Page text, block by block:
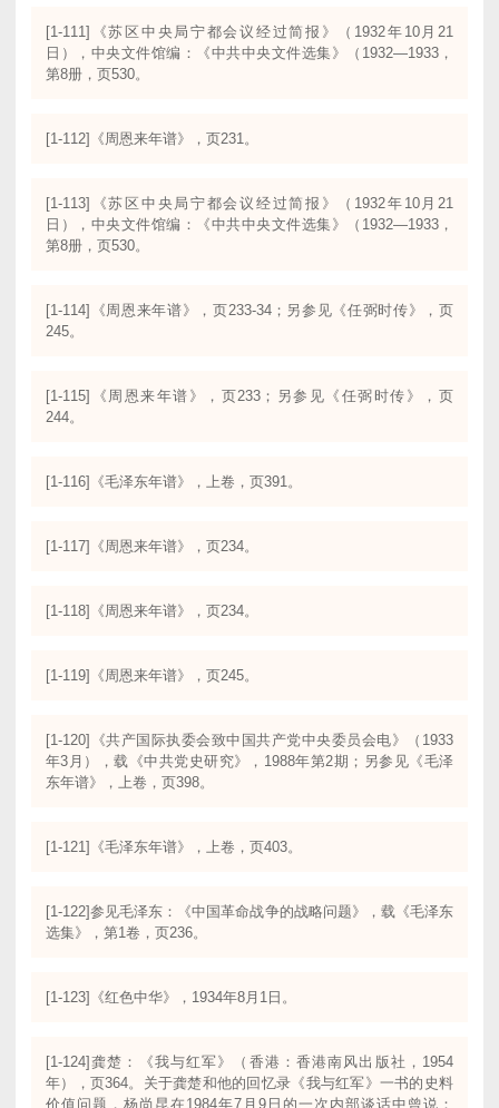
[1-111]《苏区中央局宁都会议经过简报》（1932年10月21
日），中央文件馆编：《中共中央文件选集》（1932—1933，
第8册，页530。
[1-112]《周恩来年谱》，页231。
[1-113]《苏区中央局宁都会议经过简报》（1932年10月21
日），中央文件馆编：《中共中央文件选集》（1932—1933，
第8册，页530。
[1-114]《周恩来年谱》，页233-34；另参见《任弼时传》，页
245。
[1-115]《周恩来年谱》，页233；另参见《任弼时传》，页
244。
[1-116]《毛泽东年谱》，上卷，页391。
[1-117]《周恩来年谱》，页234。
[1-118]《周恩来年谱》，页234。
[1-119]《周恩来年谱》，页245。
[1-120]《共产国际执委会致中国共产党中央委员会电》（1933
年3月），载《中共党史研究》，1988年第2期；另参见《毛泽
东年谱》，上卷，页398。
[1-121]《毛泽东年谱》，上卷，页403。
[1-122]参见毛泽东：《中国革命战争的战略问题》，载《毛泽东
选集》，第1卷，页236。
[1-123]《红色中华》，1934年8月1日。
[1-124]龚楚：《我与红军》（香港：香港南风出版社，1954
年），页364。关于龚楚和他的回忆录《我与红军》一书的史料
价值问题，杨尚昆在1984年7月9日的一次内部谈话中曾说：